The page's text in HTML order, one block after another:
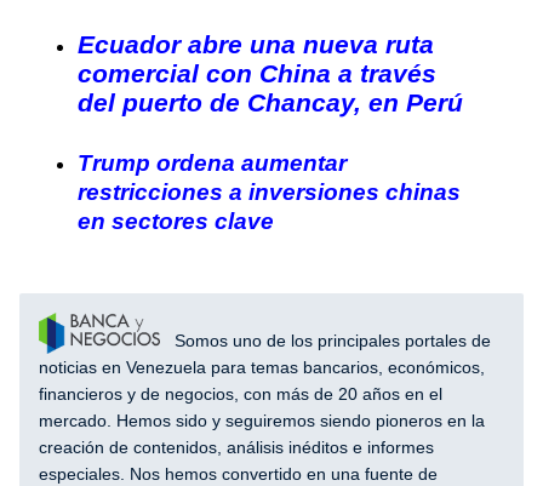
Ecuador abre una nueva ruta
comercial con China a través
del puerto de Chancay, en Perú
Trump ordena aumentar
restricciones a inversiones chinas
en sectores clave
Somos uno de los principales portales de
noticias en Venezuela para temas bancarios, económicos,
financieros y de negocios, con más de 20 años en el
mercado. Hemos sido y seguiremos siendo pioneros en la
creación de contenidos, análisis inéditos e informes
especiales. Nos hemos convertido en una fuente de